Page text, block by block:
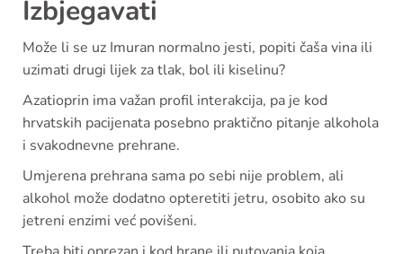
Izbjegavati
Može li se uz Imuran normalno jesti, popiti čaša vina ili
uzimati drugi lijek za tlak, bol ili kiselinu?
Azatioprin ima važan profil interakcija, pa je kod
hrvatskih pacijenata posebno praktično pitanje alkohola
i svakodnevne prehrane.
Umjerena prehrana sama po sebi nije problem, ali
alkohol može dodatno opteretiti jetru, osobito ako su
jetreni enzimi već povišeni.